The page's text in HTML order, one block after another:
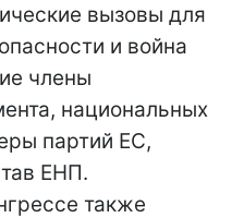
вызовы для
и война
члены
национальных
партий ЕС,
ЕНП.
также